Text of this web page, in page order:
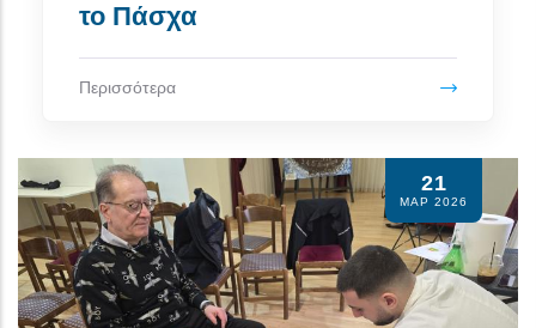
το Πάσχα
Περισσότερα
21
ΜΑΡ 2026